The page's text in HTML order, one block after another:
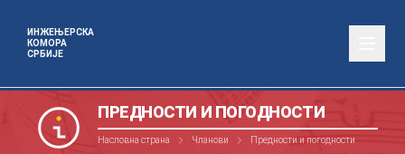
ИНЖЕЊЕРСКА
КОМОРА
СРБИЈЕ
ПРЕДНОСТИ И ПОГОДНОСТИ
Насловна страна Чланови Предности и погодности